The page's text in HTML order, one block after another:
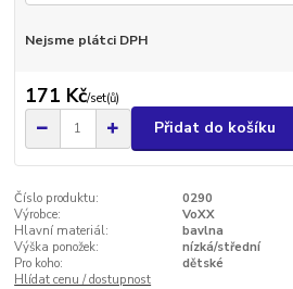
Nejsme plátci DPH
171 Kč/set(ů)
Přidat do košíku
Číslo produktu:
0290
Výrobce:
VoXX
Hlavní materiál:
bavlna
Výška ponožek:
nízká/střední
Pro koho:
dětské
Hlídat cenu / dostupnost